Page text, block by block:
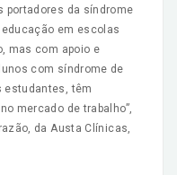
portadores da síndrome
em escolas
mas com apoio e
com síndrome de
estudantes, têm
mercado de trabalho”,
da Austa Clínicas,